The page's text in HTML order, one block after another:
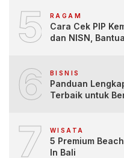
5 RAGAM
Cara Cek PIP
dan NISN,
6 BISNIS
Panduan
Terbaik untuk
7 WISATA
5 Premium
In Bali